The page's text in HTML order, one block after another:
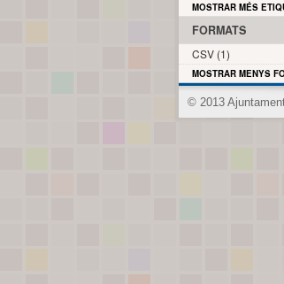
MOSTRAR MÉS
FORMATS
CSV (1)
MOSTRAR MENYS
© 2013